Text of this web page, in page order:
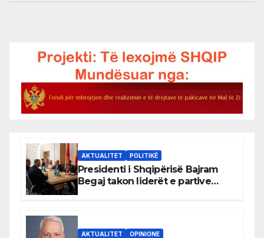
AKTUALITET POLITIKË
Presidenti i Shqipërisë Bajram
Begaj takon liderët e partive
AKTUALITET OPINIONE